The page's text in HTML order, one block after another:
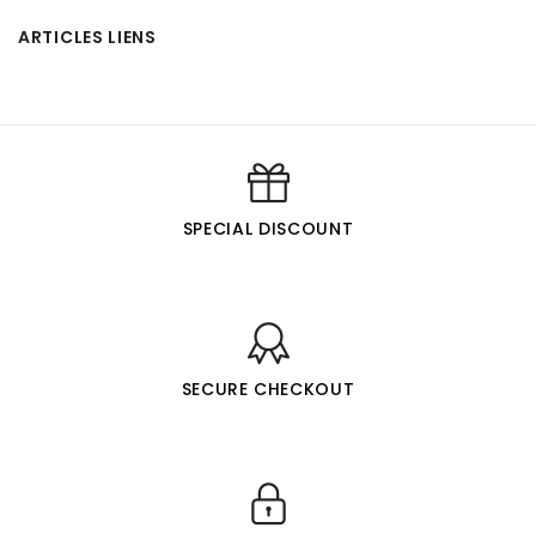
ARTICLES LIENS
SPECIAL DISCOUNT
SECURE CHECKOUT